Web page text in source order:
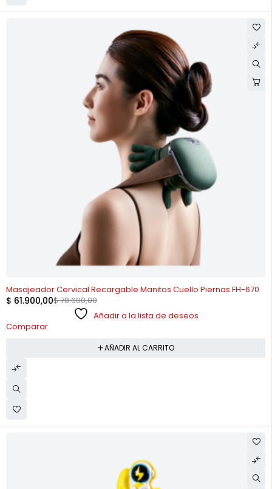
-21%
Masajeador Cervical Recargable Manitos Cuello Piernas FH-670
$78.600,00
$ 61.900,00
Añadir a la lista de deseos
Comparar
AÑADIR AL CARRITO